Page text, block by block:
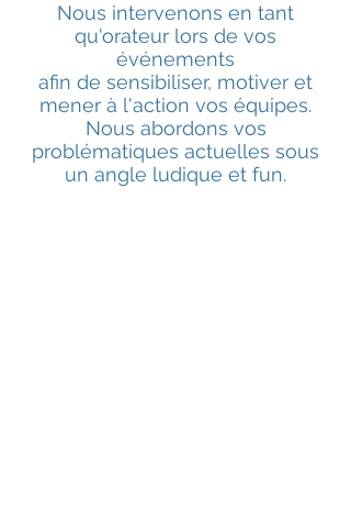
Nous intervenons en tant
qu'orateur lors de vos
événements
afin de sensibiliser, motiver et
mener à l'action vos équipes.
Nous abordons vos
problématiques actuelles sous
un angle ludique et fun.